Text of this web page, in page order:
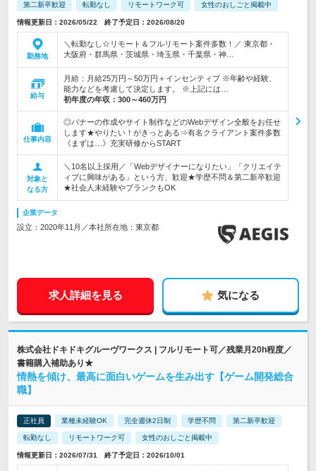
第二新卒歓迎 転勤なし リモートワーク可 女性のおしごと掲載中
情報更新日：2026/05/22 終了予定日：2026/08/20
勤務地
＼転勤なし☆リモート＆フルリモート案件多数！／ 東京都・
大阪府・群馬県・茨城県・埼玉県・千葉県・神…
給与
月給：月給25万円～50万円＋インセンティブ ※年齢や経験、
能力などを考慮して決定します。 ※上記には…
初年度の年収： 300～460万円
仕事内容
◎バナーの作成やサイト制作などのWebデザイン全般をお任せ
します★やりたい！がきっとある⇒有名クライアント案件多数
《まずは…》充実研修からSTART
対象と
なる方
＼10名以上採用／「Webデザイナーになりたい」「クリエイテ
ィブに興味がある」という方、歓迎★学歴不問＆第二新卒歓迎
★社会人未経験やブランクもOK
企業データ
設立：2020年11月／本社所在地：東京都
求人詳細を見る 気になる
株式会社ドキドキグルーヴワークス | フルリモート可／残業月20h程度／
書籍購入補助あり★
情熱を傾け、最高に面白いゲームを生み出す【ゲーム開発総合
職】
正社員 業種未経験OK 完全週休2日制 学歴不問 第二新卒歓迎
転勤なし リモートワーク可 女性のおしごと掲載中
情報更新日：2026/07/31 終了予定日：2026/10/01